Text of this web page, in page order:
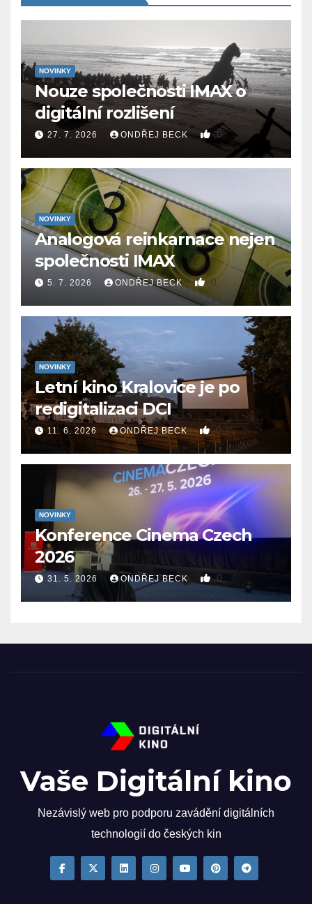
NOVINKY
Nouze společnosti IMAX o
digitální rozlišení
27. 7. 2026 ONDŘEJ BECK 0
NOVINKY
Analogová reinkarnace nejen
společnosti IMAX
5. 7. 2026 ONDŘEJ BECK 0
NOVINKY
Letní kino Kralovice je po
redigitalizaci DCI
11. 6. 2026 ONDŘEJ BECK 0
NOVINKY
Konference Cinema Czech
2026
31. 5. 2026 ONDŘEJ BECK 0
Vaše Digitální kino
Nezávislý web pro podporu zavádění digitálních
technologií do českých kin